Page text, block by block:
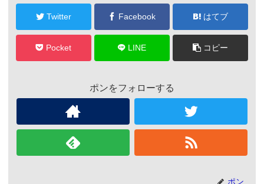
Twitter Facebook はてブ
Pocket LINE コピー
ポンをフォローする
ポン